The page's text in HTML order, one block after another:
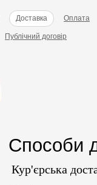
Доставка Оплата
Публічний договір
Способи
Кур'єрська